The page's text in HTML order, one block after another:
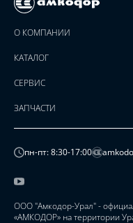
О КОМПАНИИ
КАТАЛОГ
СЕРВИС
ЗАПЧАСТИ
пн-пт: 8:30-17:00
ООО "Амкодор-Урал" -
«АМКОДОР» на территории